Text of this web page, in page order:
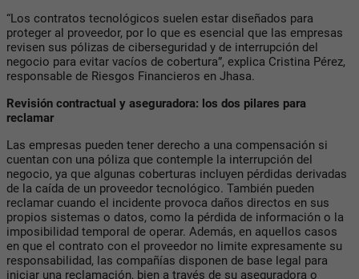
“Los contratos tecnológicos suelen estar diseñados para
proteger al proveedor, por lo que es esencial que las empresas
revisen sus pólizas de ciberseguridad y de interrupción del
negocio para evitar vacíos de cobertura”, explica Cristina Pérez,
responsable de Riesgos Financieros en Jhasa.
Revisión contractual y aseguradora: los dos pilares para
reclamar
Las empresas pueden tener derecho a una compensación si
cuentan con una póliza que contemple la interrupción del
negocio, ya que algunas coberturas incluyen pérdidas derivadas
de la caída de un proveedor tecnológico. También pueden
reclamar cuando el incidente provoca daños directos en sus
propios sistemas o datos, como la pérdida de información o la
imposibilidad temporal de operar. Además, en aquellos casos
en que el contrato con el proveedor no limite expresamente su
responsabilidad, las compañías disponen de base legal para
iniciar una reclamación, bien a través de su aseguradora o